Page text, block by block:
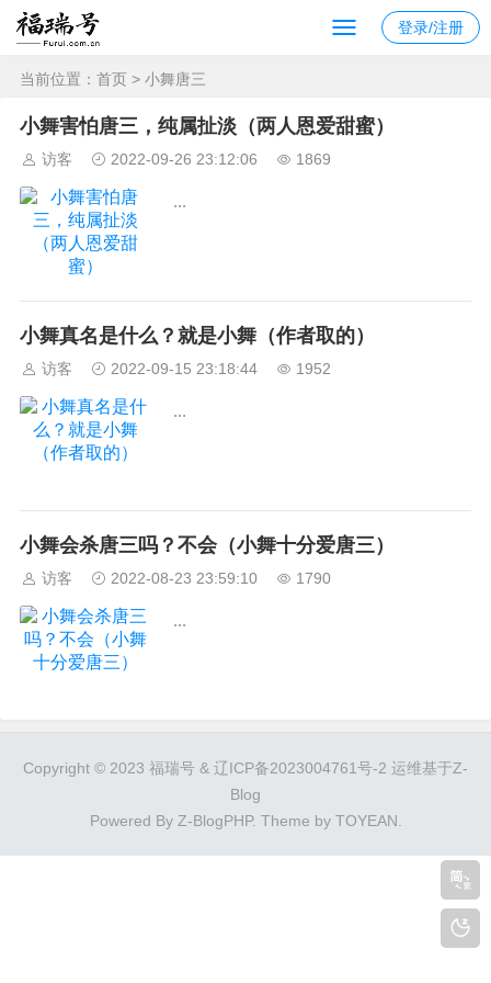
登录/注册
当前位置： 首页 > 小舞唐三
小舞害怕唐三，纯属扯淡（两人恩爱甜蜜）
访客 2022-09-26 23:12:06 1869
...
小舞真名是什么？就是小舞（作者取的）
访客 2022-09-15 23:18:44 1952
...
小舞会杀唐三吗？不会（小舞十分爱唐三）
访客 2022-08-23 23:59:10 1790
...
Copyright © 2023 福瑞号 & 辽ICP备2023004761号-2 运维基于Z-
Blog
Powered By Z-BlogPHP. Theme by TOYEAN